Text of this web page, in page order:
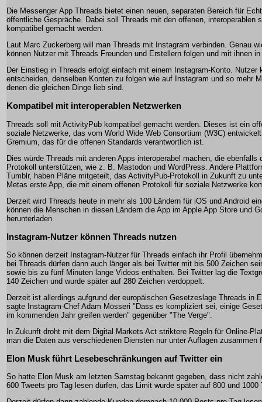
Die Messenger App Threads bietet einen neuen, separaten Bereich für
öffentliche Gespräche. Dabei soll Threads mit den offenen, interoperablen
kompatibel gemacht werden.
Laut Marc Zuckerberg will man Threads mit Instagram verbinden. Genau
können Nutzer mit Threads Freunden und Erstellern folgen und mit ihnen
Der Einstieg in Threads erfolgt einfach mit einem Instagram-Konto. Nutzer
entscheiden, denselben Konten zu folgen wie auf Instagram und so mehr
denen die gleichen Dinge lieb sind.
Kompatibel mit interoperablen Netzwerken
Threads soll mit ActivityPub kompatibel gemacht werden. Dieses ist ein
soziale Netzwerke, das vom World Wide Web Consortium (W3C)
Gremium, das für die offenen Standards verantwortlich ist.
Dies würde Threads mit anderen Apps interoperabel machen, die ebenfalls
Protokoll unterstützen, wie z. B. Mastodon und WordPress. Andere
Tumblr, haben Pläne mitgeteilt, das ActivityPub-Protokoll in Zukunft zu
Metas erste App, die mit einem offenen Protokoll für soziale Netzwerke
Derzeit wird Threads heute in mehr als 100 Ländern für iOS und Android
können die Menschen in diesen Ländern die App im Apple App Store und
herunterladen.
Instagram-Nutzer können Threads nutzen
So können derzeit Instagram-Nutzer für Threads einfach ihr Profil
bei Threads dürfen dann auch länger als bei Twitter mit bis 500 Zeichen
sowie bis zu fünf Minuten lange Videos enthalten. Bei Twitter lag die
140 Zeichen und wurde später auf 280 Zeichen verdoppelt.
Derzeit ist allerdings aufgrund der europäischen Gesetzeslage Threads in
sagte Instagram-Chef Adam Mosseri "Dass es kompliziert sei, einige
im kommenden Jahr greifen werden" gegenüber "The Verge".
In Zukunft droht mit dem Digital Markets Act striktere Regeln für Online-
man die Daten aus verschiedenen Diensten nur unter Auflagen zusammen
Elon Musk führt Lesebeschränkungen auf Twitter ein
So hatte Elon Musk am letzten Samstag bekannt gegeben, dass nicht
600 Tweets pro Tag lesen dürfen, das Limit wurde später auf 800 und 1000